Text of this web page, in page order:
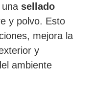
sellado
y polvo. Esto
mejora la
y
ambiente